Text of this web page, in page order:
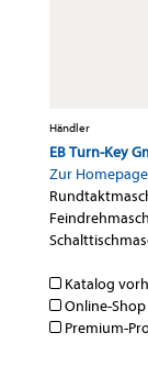
Händler
EB Turn-Key
Zur Homepage
Katalog
Online-
Premium-